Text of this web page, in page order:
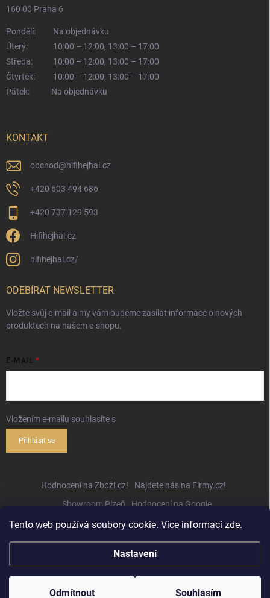
Tento web používá soubory cookie. Více informací zde.
Nastavení
Odmítnout Souhlasím
160 00 Praha 6
Pondělí:
Na objednávku
Úterý:
10:00 – 12:00, 13:00 – 17:00
Středa:
10:00 – 12:00, 13:00 – 17:00
Čtvrtek:
10:00 – 12:00, 13:00 – 17:00
Pátek:
Na objednávku
KONTAKT
obchod@hifihejhal.cz
+420 603 494 686
+420 737 129 593
Hifihejhal.cz
hifihejhal.cz/
ODEBÍRAT NEWSLETTER
Vložte svůj e-mail a my vám budeme zasílat informace o nových
produktech na našem e-shopu.
E-MAIL
Vložením e-mailu souhlasíte s
Přihlásit se
Hodnocení na Zboží.cz!
Najdete nás na Firmy.cz!
Showroom Plzeň
Hodnocení na Google
Copyright 2026Hifihejhal.cz. Všechna práva vyhrazena.Upravit nastavení